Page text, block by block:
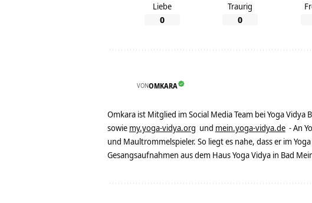
Liebe
0
Traurig
0
VONOMKARA
Omkara ist Mitglied im Social Media Team bei Yoga
sowie my.yoga-vidya.org und mein.yoga-vidya.de - An
und Maultrommelspieler. So liegt es nahe, dass er im
Gesangsaufnahmen aus dem Haus Yoga Vidya in Bad